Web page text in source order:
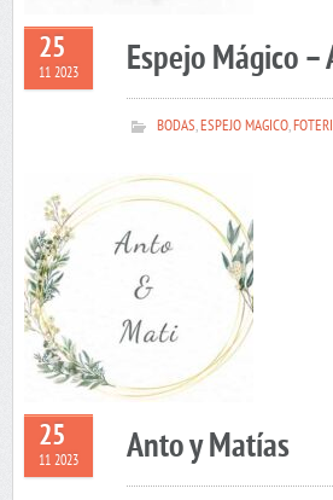
25
11 2023 Espejo Mágico
BODAS,ESPEJO MAGICO,
25
11 2023 Anto y Matías